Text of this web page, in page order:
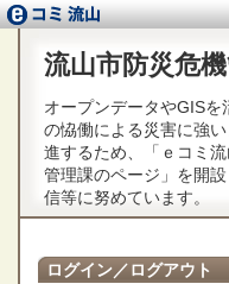
流山市防災危
オープンデータやGISを
の恊働による災害に強
進するため、「ｅコミ
管理課のページ」を開
信等に努めています。
ログイン／ログアウト